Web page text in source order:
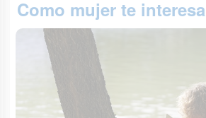
Como mujer te interesa